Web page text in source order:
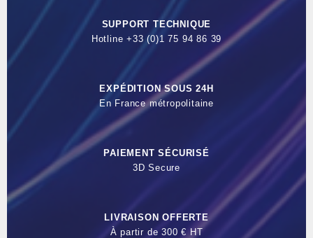
SUPPORT TECHNIQUE
Hotline +33 (0)1 75 94 86 39
EXPÉDITION SOUS 24H
En France métropolitaine
PAIEMENT SÉCURISÉ
3D Secure
LIVRAISON OFFERTE
À partir de 300 € HT